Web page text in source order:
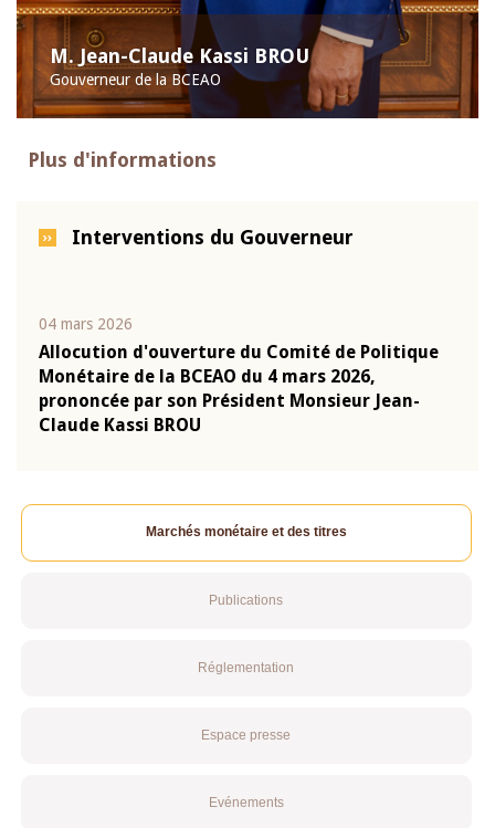
M. Jean-Claude Kassi BROU
Gouverneur de la BCEAO
Plus d'informations
Interventions du Gouverneur
04 mars 2026
Allocution d'ouverture du Comité de Politique
Monétaire de la BCEAO du 4 mars 2026,
prononcée par son Président Monsieur Jean-
Claude Kassi BROU
Marchés monétaire et des titres
Publications
Réglementation
Espace presse
Evénements